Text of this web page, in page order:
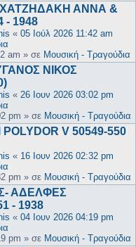
ΑΝΝΑ &
- 1948
« 05 Ιούλ 2026 11:42 am
am » σε Μουσική - Τραγούδια
ΝΙΚΟΣ
« 26 Ιουν 2026 03:02 pm
pm » σε Μουσική - Τραγούδια
V 50549-550
« 16 Ιουν 2026 02:32 pm
pm » σε Μουσική - Τραγούδια
ΑΔΕΛΦΕΣ
- 1938
« 04 Ιουν 2026 04:19 pm
pm » σε Μουσική - Τραγούδια